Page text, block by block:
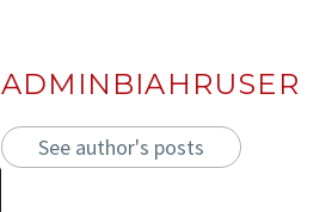
ADMINBIAHRUSER
See author's posts